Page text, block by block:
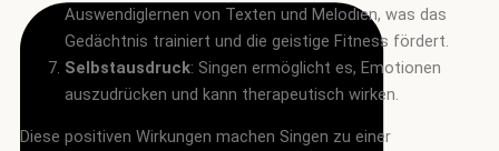
Auswendiglernen von Texten und Melodien, was das
Gedächtnis trainiert und die geistige Fitness fördert.
Selbstausdruck: Singen ermöglicht es, Emotionen
auszudrücken und kann therapeutisch wirken.
Diese positiven Wirkungen machen Singen zu einer